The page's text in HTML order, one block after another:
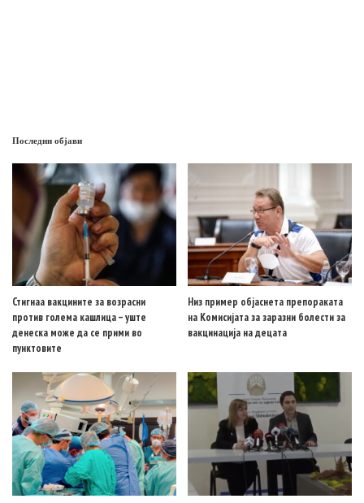
Последни објави
Стигнаа вакцините за возрасни
против голема кашлица – уште
денеска може да се прими во
пунктовите
Низ пример објаснета препораката
на Комисијата за заразни болести за
вакцинација на децата